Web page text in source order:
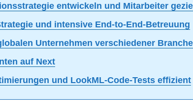
entwickeln und Mitarbeiter
und intensive End-to-End-Betreuung
Unternehmen verschiedener
auf Next
und LookML-Code-Tests effizient